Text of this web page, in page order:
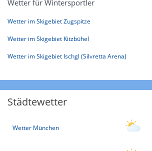
Wetter für Wintersportler
Wetter im Skigebiet Zugspitze
Wetter im Skigebiet Kitzbühel
Wetter im Skigebiet Ischgl (Silvretta Arena)
Städtewetter
Wetter München